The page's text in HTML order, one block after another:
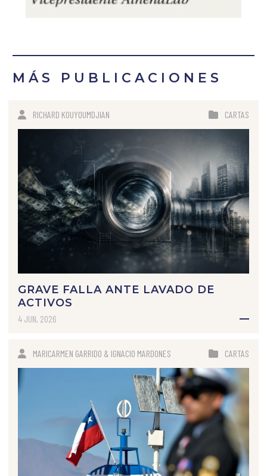
MÁS PUBLICACIONES
RICHARD KOUYOUMDJIAN CARTAS
GRAVE FALLA ANTE LAVADO DE
ACTIVOS
4 JUN, 2026
MARICARMEN GARRIDO & IGNACIO MARDONES CARTAS